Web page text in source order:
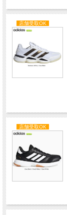
店舗受取OK
店舗受取OK